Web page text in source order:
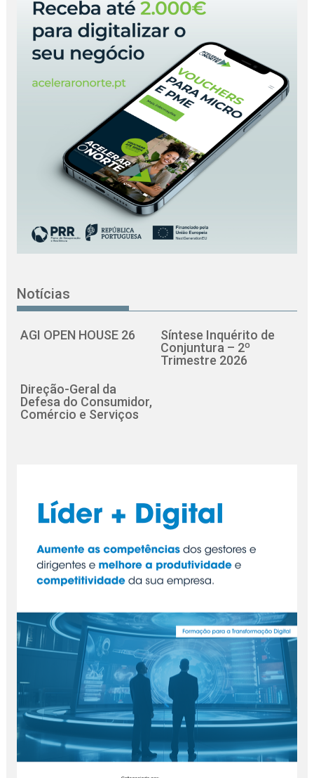
Notícias
AGI OPEN HOUSE 26
Síntese Inquérito de
Conjuntura – 2º
Trimestre 2026
Direção-Geral da
Defesa do Consumidor,
Comércio e Serviços